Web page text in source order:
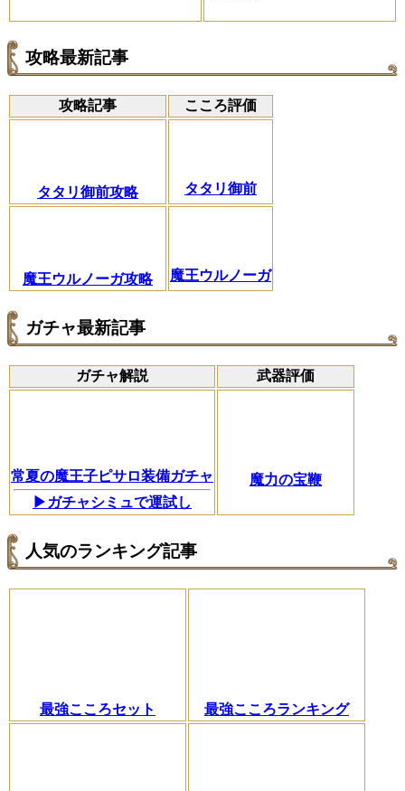
攻略最新記事
攻略記事 こころ評価
タタリ御前攻略 タタリ御前
魔王ウルノーガ攻略 魔王ウルノーガ
ガチャ最新記事
ガチャ解説 武器評価
常夏の魔王子ピサロ装備ガチャ
▶ガチャシミュで運試し
魔力の宝鞭
人気のランキング記事
最強こころセット 最強こころランキング